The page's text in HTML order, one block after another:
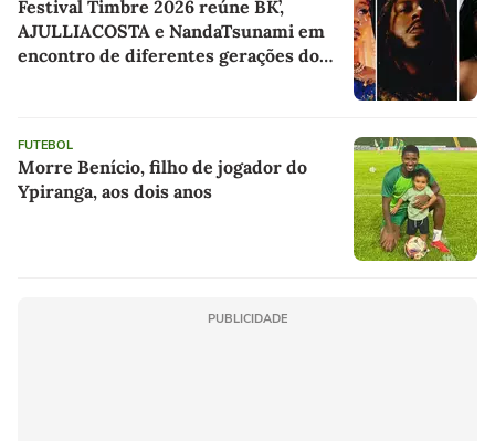
Festival Timbre 2026 reúne BK’,
AJULLIACOSTA e NandaTsunami em
encontro de diferentes gerações do
FUTEBOL
Morre Benício, filho de jogador do
Ypiranga, aos dois anos
PUBLICIDADE